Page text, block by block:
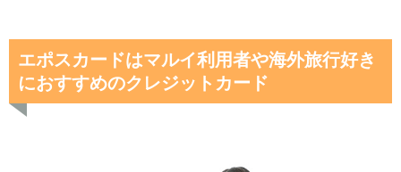
エポスカードはマルイ利用者や海外旅行好き
におすすめのクレジットカード